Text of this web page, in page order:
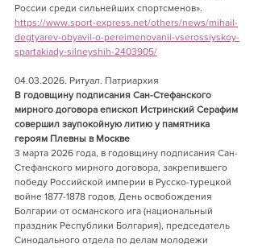
России среди сильнейших спортсменов».
https://www.sport-express.net/others/news/mihail-
degtyarev-obyavil-o-pereimenovanii-vserossiyskoy-
spartakiady-silneyshih-2403905/
04.03.2026. Ритуал. Патриархия
В годовщину подписания Сан-Стефанского
мирного договора епископ Истринский Серафим
совершил заупокойную литию у памятника
героям Плевны в Москве
3 марта 2026 года, в годовщину подписания Сан-
Стефанского мирного договора, закрепившего
победу Российской империи в Русско-турецкой
войне 1877-1878 годов, День освобождения
Болгарии от османского ига (национальный
праздник Республики Болгария), председатель
Синодального отдела по делам молодежи